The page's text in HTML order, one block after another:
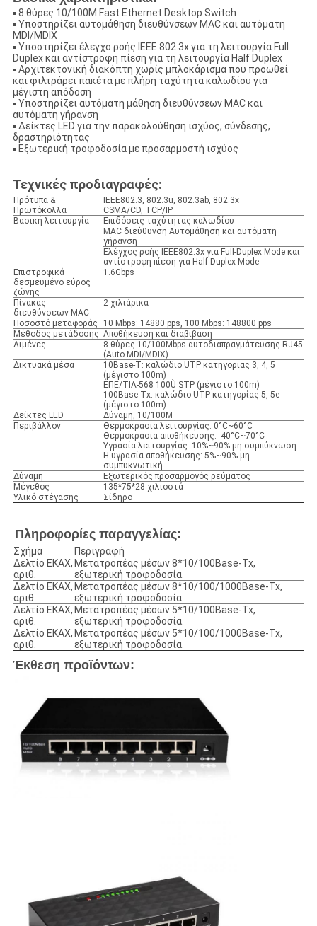
▪ 8 θύρες 10/100M Fast Ethernet Desktop Switch
▪ Υποστηρίζει αυτομάθηση διευθύνσεων MAC και αυτόματη
MDI/MDIX
▪ Υποστηρίζει έλεγχο ροής IEEE 802.3x για τη λειτουργία Full
Duplex και αντίστροφη πίεση για τη λειτουργία Half Duplex
▪ Αρχιτεκτονική διακόπτη χωρίς μπλοκάρισμα που προωθεί
και φιλτράρει πακέτα με πλήρη ταχύτητα καλωδίου για
μέγιστη απόδοση
▪ Υποστηρίζει αυτόματη μάθηση διευθύνσεων MAC και
αυτόματη γήρανση
▪ Δείκτες LED για την παρακολούθηση ισχύος, σύνδεσης,
δραστηριότητας
▪ Εξωτερική τροφοδοσία με προσαρμοστή ισχύος
Τεχνικές προδιαγραφές:
Πρότυπα &
Πρωτόκολλα
IEEE802.3, 802.3u, 802.3ab, 802.3x
CSMA/CD, TCP/IP
Βασική λειτουργία
Επιδόσεις ταχύτητας καλωδίου
MAC διεύθυνση Αυτομάθηση και αυτόματη
γήρανση
Ελέγχος ροής IEEE802.3x για Full-Duplex Mode και
αντίστροφη πίεση για Half-Duplex Mode
Επιστροφικά
δεσμευμένο εύρος
ζώνης
1.6Gbps
Πίνακας
διευθύνσεων MAC
2 χιλιάρικα
Ποσοστό μεταφοράς
10 Mbps: 14880 pps, 100 Mbps: 148800 pps
Μέθοδος μετάδοσης Αποθήκευση και διαβίβαση
Λιμένες
8 θύρες 10/100Mbps αυτοδιαπραγμάτευσης RJ45
(Auto MDI/MDIX)
Δικτυακά μέσα
10Base-T: καλώδιο UTP κατηγορίας 3, 4, 5
(μέγιστο 100m)
ΕΠΕ/ΤΙΑ-568 100Ù STP (μέγιστο 100m)
100Base-Tx: καλώδιο UTP κατηγορίας 5, 5e
(μέγιστο 100m)
Δείκτες LED
Δύναμη, 10/100M
Περιβάλλον
Θερμοκρασία λειτουργίας: 0°C~60°C
Θερμοκρασία αποθήκευσης: -40°C~70°C
Υγρασία λειτουργίας: 10%~90% μη συμπύκνωση
Η υγρασία αποθήκευσης: 5%~90% μη
συμπυκνωτική
Δύναμη
Εξωτερικός προσαρμογός ρεύματος
Μέγεθος
135*75*28 χιλιοστά
Υλικό στέγασης
Σίδηρο
Πληροφορίες παραγγελίας:
Σχήμα
Περιγραφή
Δελτίο ΕΚΑΧ,
αριθ.
Μετατροπέας μέσων 8*10/100Base-Tx,
εξωτερική τροφοδοσία.
Δελτίο ΕΚΑΧ,
αριθ.
Μετατροπέας μέσων 8*10/100/1000Base-Tx,
εξωτερική τροφοδοσία.
Δελτίο ΕΚΑΧ,
αριθ.
Μετατροπέας μέσων 5*10/100Base-Tx,
εξωτερική τροφοδοσία.
Δελτίο ΕΚΑΧ,
αριθ.
Μετατροπέας μέσων 5*10/100/1000Base-Tx,
εξωτερική τροφοδοσία.
Έκθεση προϊόντων: